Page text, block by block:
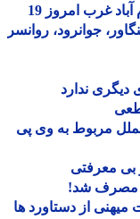
جدول قطعی برق کرمانشاه، سنقر و اسلام آباد غرب امروز 19
جوانرود، روانسر
بین الملل مربوط به وی پی
معرفتی
شد!
از دستاورد ها